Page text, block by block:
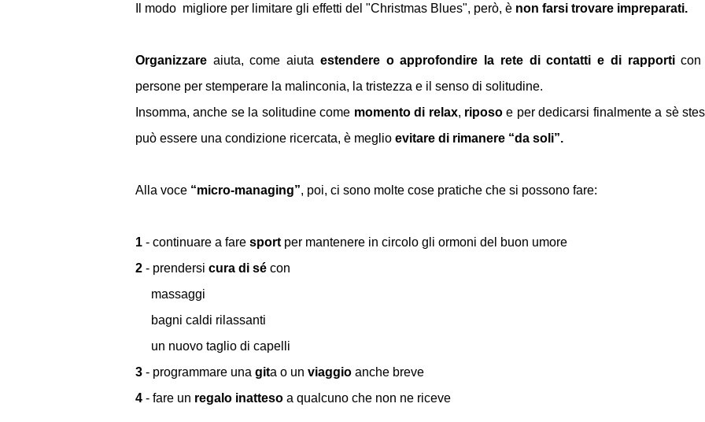
Il modo migliore per limitare gli effetti del "Christmas Blues", però, è non farsi trovare impreparati.
Organizzare aiuta, come aiuta estendere o approfondire la rete di contatti e di rapporticon
persone per stemperare la malinconia, la tristezza e il senso di solitudine.
Insomma, anche se la solitudine come momento di relax, riposoe per dedicarsi finalmente a sè
può essere una condizione ricercata, è meglio evitare di rimanere “da soli”.
Alla voce “micro-managing”, poi, ci sono molte cose pratiche che si possono fare:
1 - continuare a fare sport per mantenere in circolo gli ormoni del buon umore
2 - prendersi cura di sé con
massaggi
bagni caldi rilassanti
un nuovo taglio di capelli
3 - programmare una gita o un viaggio anche breve
4 - fare un regalo inatteso a qualcuno che non ne riceve